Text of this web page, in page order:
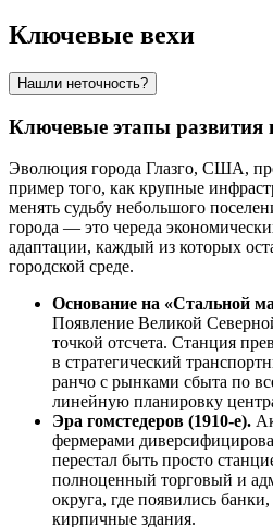
Ключевые вехи
Нашли неточность?
Ключевые этапы развития
Эволюция города Глазго, США,
пример того, как крупные
менять судьбу небольшого
города — это череда
адаптации, каждый из которых
городской среде.
Основание на «Стальной
Появление Великой
точкой отсчета. Станция
в стратегический
ранчо с рынками сбыта по
линейную планировку
Эра гомстедеров (1910-е).
фермерами
перестал быть просто
полноценный торговый и
округа, где появились
кирпичные здания.